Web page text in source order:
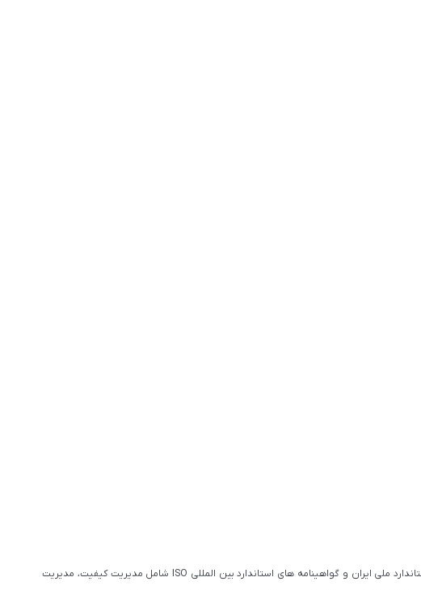
به عنوان یکی از نام های معتبر تولیدکننده شیرآلات در ایران، از منظر نگرش دانش محور و سیستمی می باشد که با دارا بودن نشان استاندارد ملی ایران و گواهینامه های استاندارد بین المللی ISO شامل مدیریت کیفیت، مدیریت